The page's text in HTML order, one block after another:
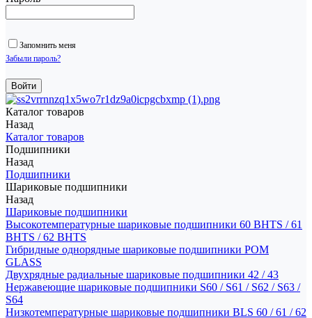
Запомнить меня
Забыли пароль?
Каталог товаров
Назад
Каталог товаров
Подшипники
Назад
Подшипники
Шариковые подшипники
Назад
Шариковые подшипники
Высокотемпературные шариковые подшипники 60 BHTS / 61
BHTS / 62 BHTS
Гибридные однорядные шариковые подшипники POM
GLASS
Двухрядные радиальные шариковые подшипники 42 / 43
Нержавеющие шариковые подшипники S60 / S61 / S62 / S63 /
S64
Низкотемпературные шариковые подшипники BLS 60 / 61 / 62